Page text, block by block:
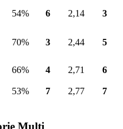
54% 6 2,14
3
70% 3 2,44 5
66% 4 2,71 6
53% 7 2,77 7
Multi